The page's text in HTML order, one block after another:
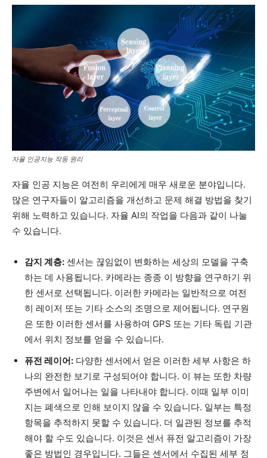
자율 인공지능 작동 원리
자율 인공 지능은 여전히 우리에게 매우 새로운 분야입니다.
많은 연구자들이 알고리즘을 개선하고 문제 해결 방법을 찾기
위해 노력하고 있습니다. 자율 AI의 작업을 다음과 같이 나눌
수 있습니다.
감지 계층: 센서는 끊임없이 변화하는 세상의 모델을 구축
하는 데 사용됩니다. 카메라는 종종 이 방향을 연구하기 위
한 센서로 선택됩니다. 이러한 카메라는 일반적으로 여전
히 레이저 또는 기타 소스의 조명으로 제어됩니다. 연구원
은 또한 이러한 센서를 사용하여 GPS 또는 기타 독립 기관
에서 위치 정보를 얻을 수 있습니다.
퓨전 레이어: 다양한 센서에서 얻은 이러한 세부 사항은 하
나의 완전한 보기로 구성되어야 합니다. 이 뷰는 또한 차량
주변에서 일어나는 일을 나타내야 합니다. 이때 일부 이미
지는 폐색으로 인해 보이지 않을 수 있습니다. 일부는 특정
항목을 추적하지 못할 수 있습니다. 더 일관된 정보를 추적
해야 할 수도 있습니다. 이것은 센서 퓨전 알고리즘이 가장
좋은 방법인 경우입니다. 그들은 센서에서 수집된 세부 정